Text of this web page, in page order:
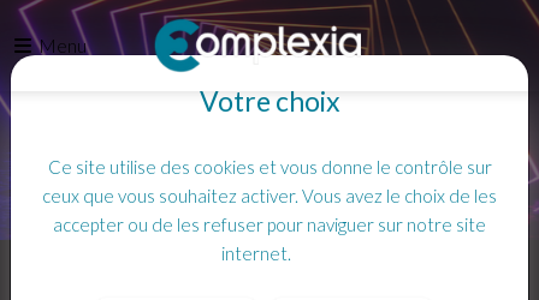
Menu
Votre choix
Ce site utilise des cookies et vous donne le contrôle sur
ceux que vous souhaitez activer. Vous avez le choix de les
accepter ou de les refuser pour naviguer sur notre site
internet.